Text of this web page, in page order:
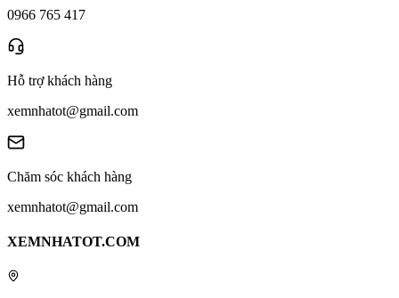
0966 765 417
Hỗ trợ khách hàng
xemnhatot@gmail.com
Chăm sóc khách hàng
xemnhatot@gmail.com
XEMNHATOT.COM